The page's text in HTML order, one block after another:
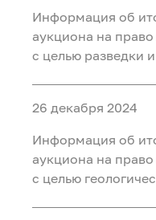
Уватском районе
Информация об
аукциона на
с целью разведки
недр «Северный 2
месторождения» в
26 декабря 2024
Информация об
аукциона на
с целью